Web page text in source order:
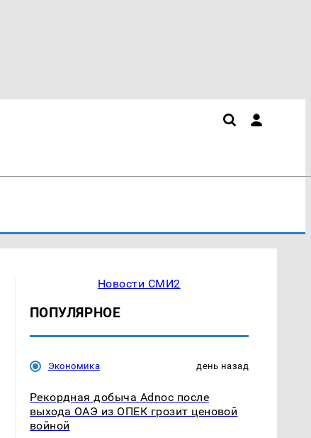
Новости СМИ2
ПОПУЛЯРНОЕ
Экономика день назад
Рекордная добыча Adnoc после
выхода ОАЭ из ОПЕК грозит ценовой
войной